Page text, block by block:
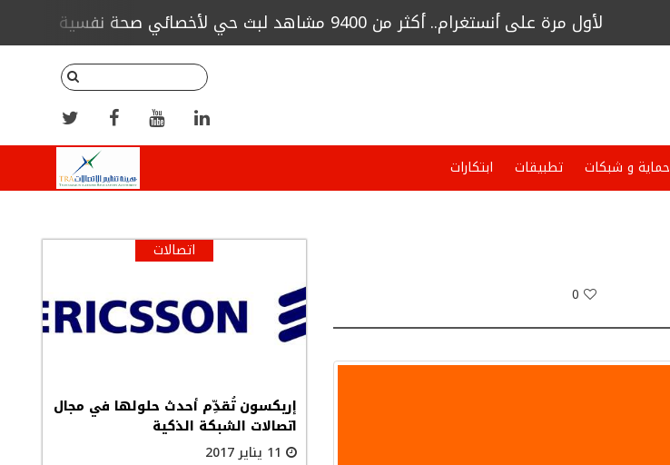
لأول مرة على أنستغرام.. أكثر من 9400 مشاهد لبث حي لأخصائي صحة نفسية
جائزة "التميز للأعمال" لشركة فاست لمقاولات البناء عن تنفيذ فندق "البيت"
حماية و شبكات تطبيقات ابتكارات
0
اتصالات
إريكسون تُقدِّم أحدث حلولها في مجال
اتصالات الشبكة الذكية